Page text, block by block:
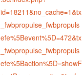
id=18211&no_cache=1&tx
_fwbpropulse_fwbpropuls
efe%5Bevent%5D=472&tx
_fwbpropulse_fwbpropuls
efe%5Baction%5D=showF